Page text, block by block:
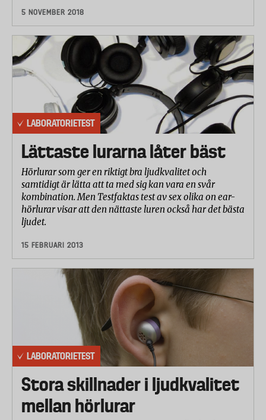
5 NOVEMBER 2018
LABORATORIETEST
Lättaste lurarna låter bäst
Hörlurar som ger en riktigt bra ljudkvalitet och
samtidigt är lätta att ta med sig kan vara en svår
kombination. Men Testfaktas test av sex olika on ear-
hörlurar visar att den nättaste luren också har det bästa
ljudet.
15 FEBRUARI 2013
LABORATORIETEST
Stora skillnader i ljudkvalitet
mellan hörlurar